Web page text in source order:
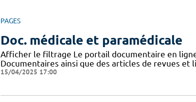
PAGES
Doc. médicale et paramédicale
Afficher le filtrage Le portail documentaire en
Documentaires ainsi que des articles de revues
15/04/2025 17:00